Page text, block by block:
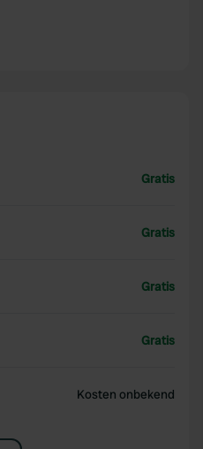
Gratis
Gratis
Gratis
Gratis
Kosten onbekend